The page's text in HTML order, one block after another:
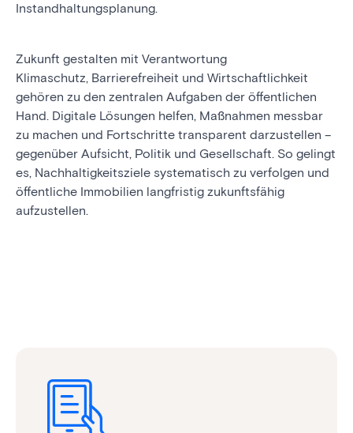
Instandhaltungsplanung.
Zukunft gestalten mit Verantwortung
Klimaschutz, Barrierefreiheit und Wirtschaftlichkeit
gehören zu den zentralen Aufgaben der öffentlichen
Hand. Digitale Lösungen helfen, Maßnahmen messbar
zu machen und Fortschritte transparent darzustellen –
gegenüber Aufsicht, Politik und Gesellschaft. So gelingt
es, Nachhaltigkeitsziele systematisch zu verfolgen und
öffentliche Immobilien langfristig zukunftsfähig
aufzustellen.